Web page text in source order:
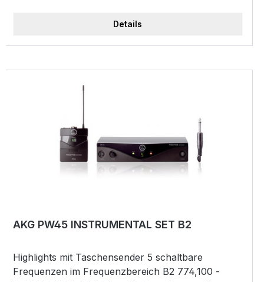
Details
AKG PW45 INSTRUMENTAL SET B2
Highlights mit Taschensender 5 schaltbare
Frequenzen im Frequenzbereich B2 774,100 -